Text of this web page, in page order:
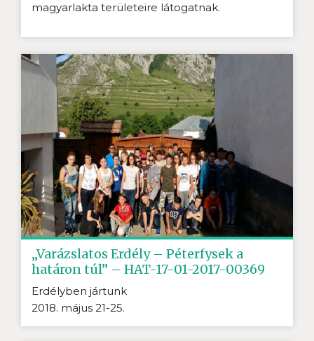
magyarlakta területeire látogatnak.
„Varázslatos Erdély – Péterfysek a
határon túl” – HAT-17-01-2017-00369
Erdélyben jártunk
2018. május 21-25.